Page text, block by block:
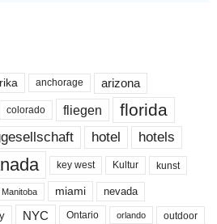
anchorage arizona
colorado fliegen florida
hotel hotels
key west Kultur kunst
Manitoba miami nevada
NYC Ontario orlando outdoor